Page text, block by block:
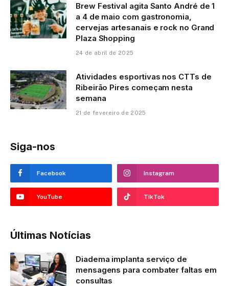
Brew Festival agita Santo André de 1
a 4 de maio com gastronomia,
cervejas artesanais e rock no Grand
Plaza Shopping
24 de abril de 2025
Atividades esportivas nos CTTs de
Ribeirão Pires começam nesta
semana
21 de fevereiro de 2025
Siga-nos
Facebook Instagram
YouTube TikTok
Últimas Notícias
Diadema implanta serviço de
mensagens para combater faltas em
consultas